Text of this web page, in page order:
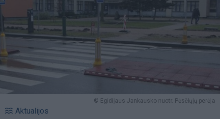
© Egidijaus Jankausko nuotr. Pėsčiųjų perėja
Aktualijos